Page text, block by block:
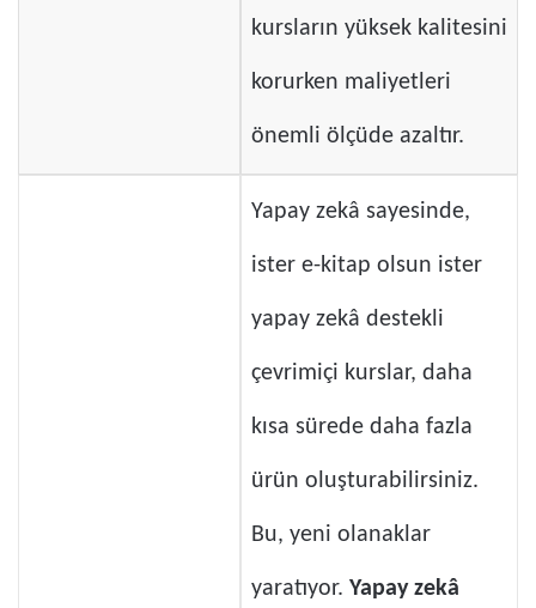
kursların yüksek kalitesini
korurken maliyetleri
önemli ölçüde azaltır.
Yapay zekâ sayesinde,
ister e-kitap olsun ister
yapay zekâ destekli
çevrimiçi kurslar, daha
kısa sürede daha fazla
ürün oluşturabilirsiniz.
Bu, yeni olanaklar
yaratıyor. Yapay zekâ